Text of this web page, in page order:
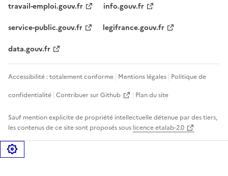
travail-emploi.gouv.fr
info.gouv.fr
service-public.gouv.fr
legifrance.gouv.fr
data.gouv.fr
Accessibilité : totalement conforme Mentions légales Politique de
confidentialité Contribuer sur Github Plan du site
Sauf mention explicite de propriété intellectuelle détenue par des tiers,
les contenus de ce site sont proposés sous licence etalab-2.0
Gérer les cookies